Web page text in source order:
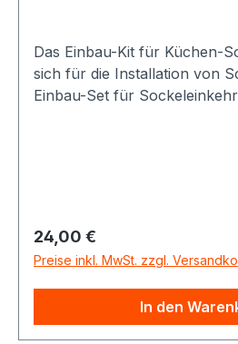
Das Einbau-Kit für Küchen-
sich für die Installation von
Einbau-Set für Sockeleinkehrdüsen
Regulärer Preis:
24,00 €
Preise inkl. MwSt. zzgl.
In den